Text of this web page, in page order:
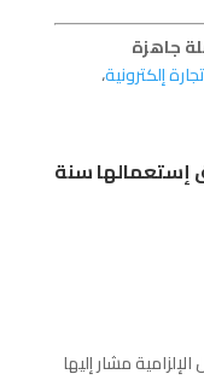
جاهزة
تجارة إلكترونية،
إستعمالها سنة
مشار إليها